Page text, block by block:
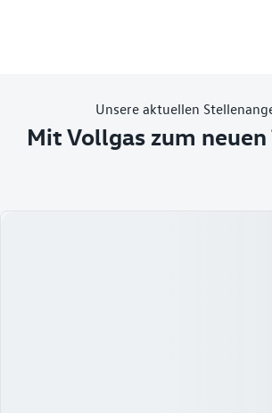
Unsere aktuellen
Mit Vollgas zum